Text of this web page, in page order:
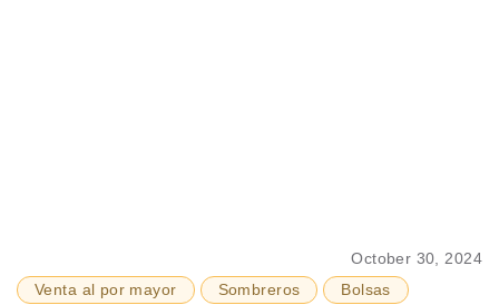
October 30, 2024
Venta al por mayor
Sombreros
Bolsas